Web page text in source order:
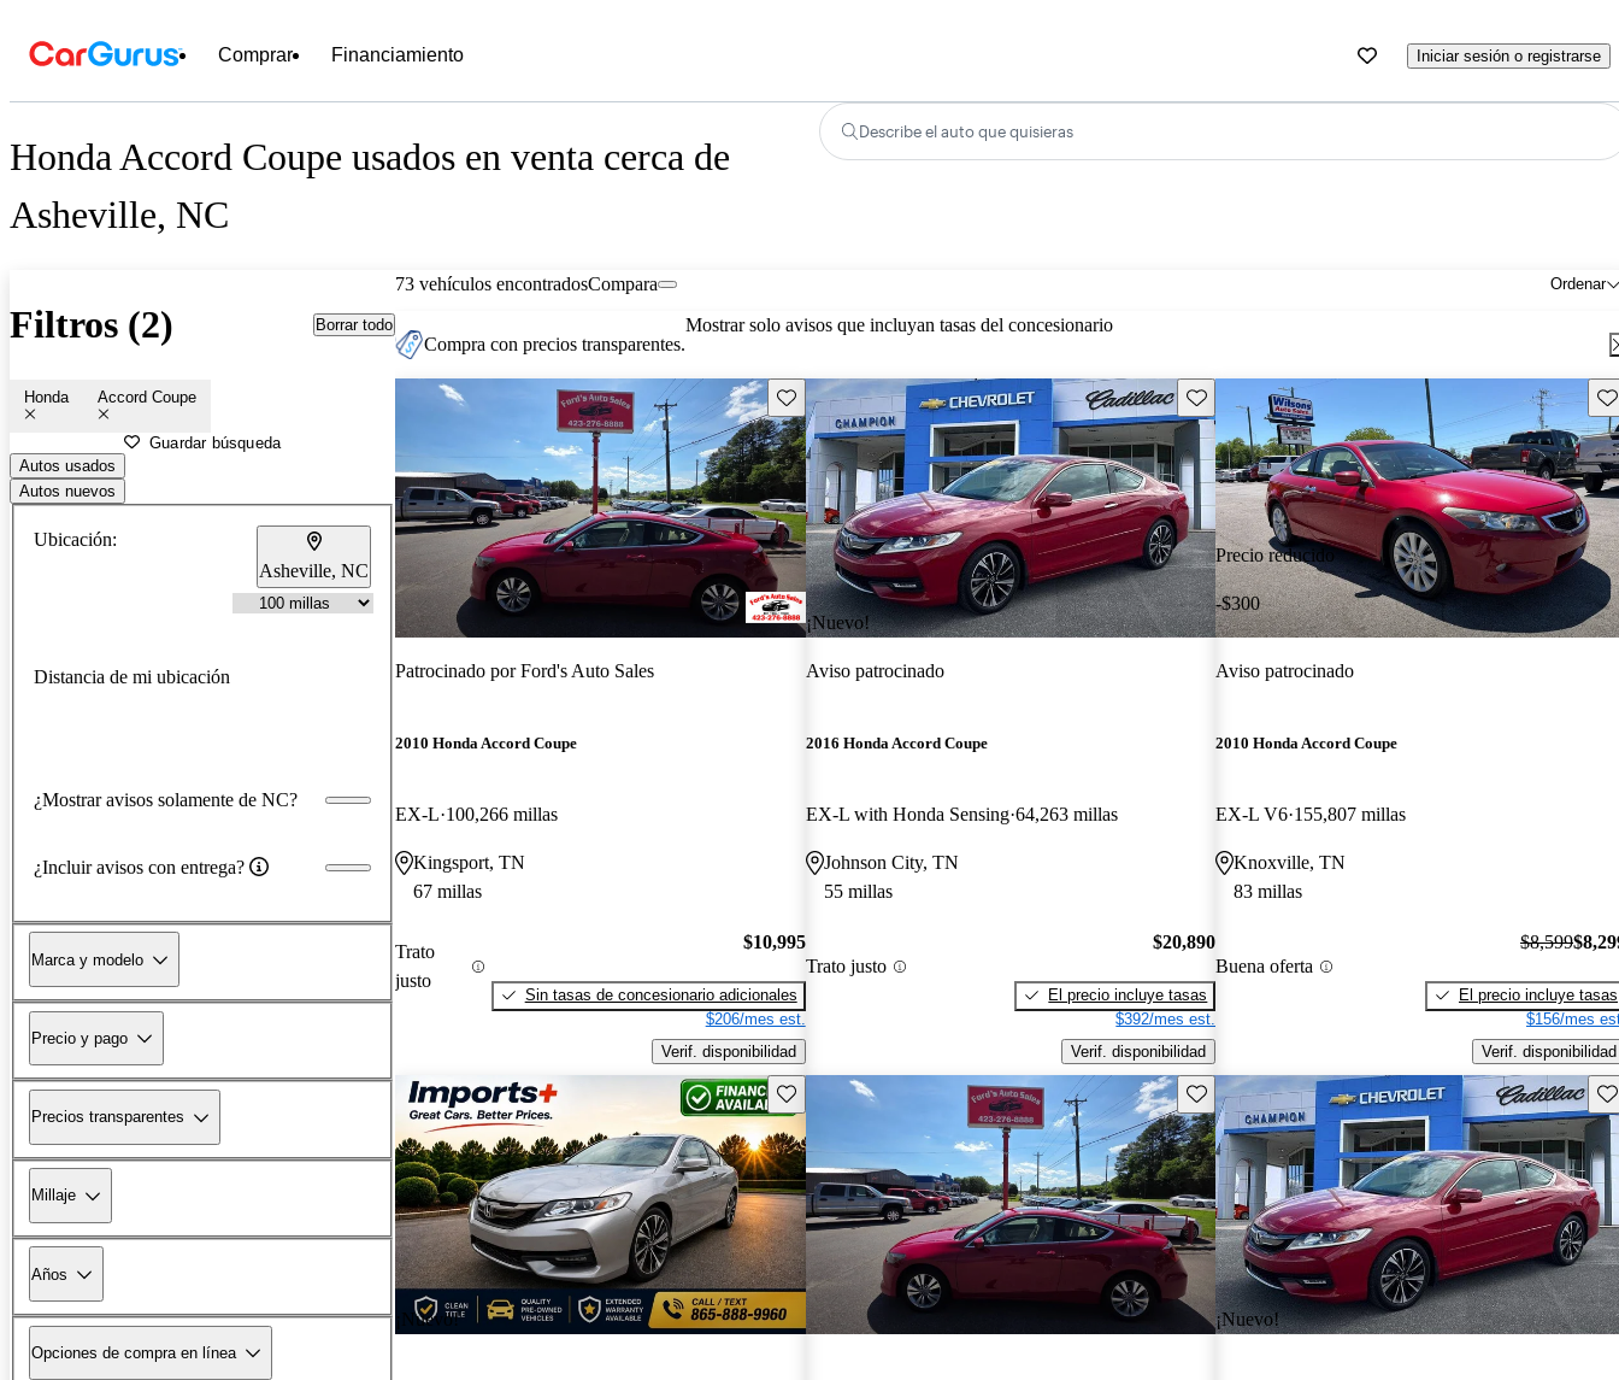
Comprar Financiamiento Iniciar sesión o registrarse
Honda Accord Coupe usados en venta cerca de
Asheville, NC
Describe el auto que quisieras
Filtros (2) Borrar todo
Honda Accord Coupe
Guardar búsqueda
Autos usados
Autos nuevos
Ubicación:
Asheville, NC
Distancia de mi ubicación
¿Mostrar avisos solamente de NC?
¿Incluir avisos con entrega?
Marca y modelo
Precio y pago
Precios transparentes
Millaje
Años
Opciones de compra en línea
73 vehículos encontrados Ordenar
Compara
Compra con precios transparentes.
Mostrar solo avisos que incluyan tasas del concesionario
Guarda este Aviso
Patrocinado porFord's Auto Sales
2010 Honda Accord Coupe
EX-L 100,266 millas
Kingsport, TN
67 millas
Trato
justo
$10,995
Sin tasas de concesionario adicionales
$206/mes est.
Verif. disponibilidad
¡Nuevo!
Guarda este Aviso
Aviso patrocinado
2016 Honda Accord Coupe
EX-L with Honda Sensing 64,263 millas
Johnson City, TN
55 millas
Trato justo
$20,890
El precio incluye tasas
$392/mes est.
Verif. disponibilidad
Precio reducido
-$300
Aviso patrocinado
2010 Honda Accord Coupe
EX-L V6 155,807 millas
Knoxville, TN
83 millas
Buena oferta
$8,599
El precio incluye tasas
$156/mes
Verif. disponibilidad
¡Nuevo!
Guarda este Aviso Guarda este Aviso
¡Nuevo!